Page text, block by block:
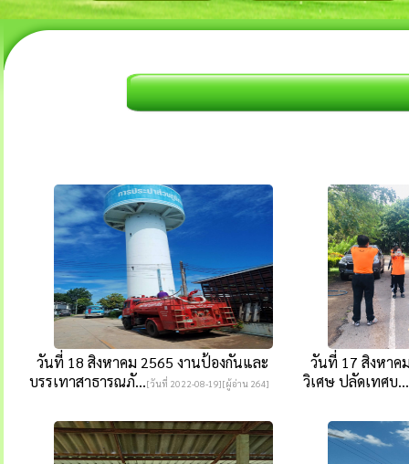
วันที่ 18 สิงหาคม 2565 งานป้องกันและ
บรรเทาสาธารณภั...[วันที่ 2022-08-19][ผู้อ่าน 264]
วันที่ 17 สิงหาค
วิเศษ ปลัดเทศบ...